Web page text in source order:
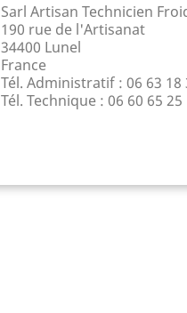
Sarl Artisan Technicien
190 rue de l'Artisanat
34400 Lunel
France
Tél. Administratif : 06 63 18
Tél. Technique : 06 60 65 25